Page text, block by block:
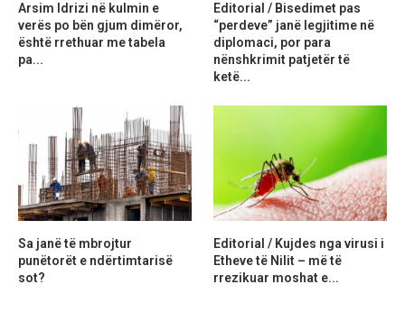
Arsim Idrizi në kulmin e
verës po bën gjum dimëror,
është rrethuar me tabela
pa...
Editorial / Bisedimet pas
“perdeve” janë legjitime në
diplomaci, por para
nënshkrimit patjetër të
ketë...
Sa janë të mbrojtur
punëtorët e ndërtimtarisë
sot?
Editorial / Kujdes nga virusi i
Etheve të Nilit – më të
rrezikuar moshat e...